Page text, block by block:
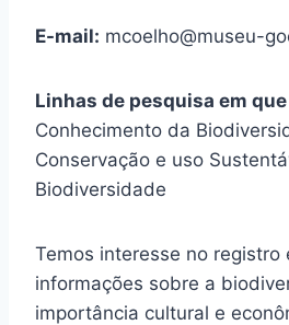
E-mail: mcoelho@museu-
Linhas de pesquisa em
Conhecimento da
Conservação e uso
Biodiversidade
Temos interesse no registro
informações sobre a
importância cultural e